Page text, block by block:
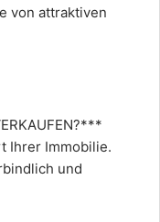
von attraktiven
Ihrer Immobilie.
und